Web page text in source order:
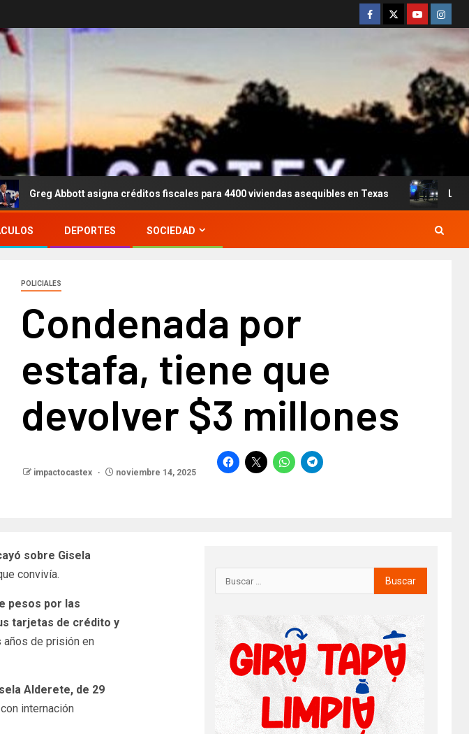
asigna créditos fiscales para 4400 viviendas asequibles en Texas La despedida a
DEPORTES SOCIEDAD
POLICIALES
Condenada por
estafa, tiene que
devolver $3 millones
impactocastex noviembre 14, 2025
sobre Gisela
convivía.
pesos por las
tarjetas de crédito y
años de prisión en
Alderete, de 29
internación